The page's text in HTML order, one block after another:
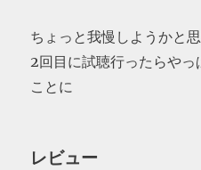
ちょっと我慢しようかと思
2回目に試聴行ったらや
ことに
レビュー